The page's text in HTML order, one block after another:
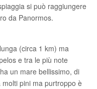
si può raggiungere
da Panormos.
(circa 1 km) ma
e tra le più note
un mare bellissimo, di
pini ma purtroppo è